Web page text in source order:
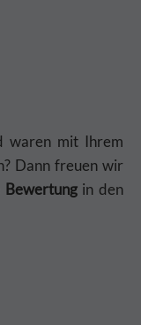
waren mit Ihrem
Dann freuen wir
Bewertungin den